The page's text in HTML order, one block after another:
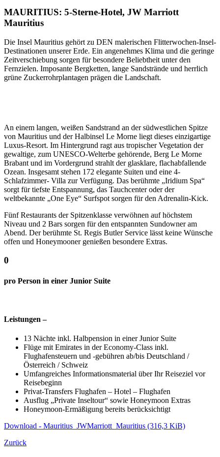
MAURITIUS: 5-Sterne-Hotel, JW Marriott
Mauritius
Die Insel Mauritius gehört zu DEN malerischen Flitterwochen-Insel-
Destinationen unserer Erde. Ein angenehmes Klima und die geringe
Zeitverschiebung sorgen für besondere Beliebtheit unter den
Fernzielen. Imposante Bergketten, lange Sandstrände und herrlich
grüne Zuckerrohrplantagen prägen die Landschaft.
An einem langen, weißen Sandstrand an der südwestlichen Spitze
von Mauritius und der Halbinsel Le Morne liegt dieses einzigartige
Luxus-Resort. Im Hintergrund ragt aus tropischer Vegetation der
gewaltige, zum UNESCO-Welterbe gehörende, Berg Le Morne
Brabant und im Vordergrund strahlt der glasklare, flachabfallende
Ozean. Insgesamt stehen 172 elegante Suiten und eine 4-
Schlafzimmer- Villa zur Verfügung. Das berühmte „Iridium Spa“
sorgt für tiefste Entspannung, das Tauchcenter oder der
weltbekannte „One Eye“ Surfspot sorgen für den Adrenalin-Kick.
Fünf Restaurants der Spitzenklasse verwöhnen auf höchstem
Niveau und 2 Bars sorgen für den entspannten Sundowner am
Abend. Der berühmte St. Regis Butler Service lässt keine Wünsche
offen und Honeymooner genießen besondere Extras.
0
pro Person in einer Junior Suite
Leistungen –
13 Nächte inkl. Halbpension in einer Junior Suite
Flüge mit Emirates in der Economy-Class inkl.
Flughafensteuern und -gebühren ab/bis Deutschland /
Österreich / Schweiz
Umfangreiches Informationsmaterial über Ihr Reiseziel vor
Reisebeginn
Privat-Transfers Flughafen – Hotel – Flughafen
Ausflug „Private Inseltour“ sowie Honeymoon Extras
Honeymoon-Ermäßigung bereits berücksichtigt
Download - Mauritius_JWMarriott_Mauritius (316,3 KiB)
Zurück